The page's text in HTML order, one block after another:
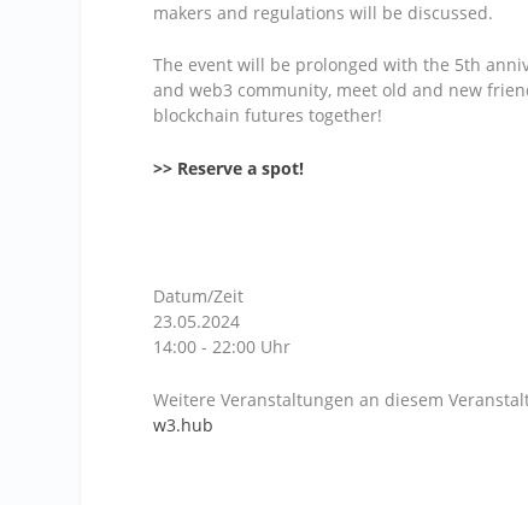
makers and regulations will be discussed.
The event will be prolonged with the 5th
and web3 community, meet old and new
blockchain futures together!
>> Reserve a spot!
Datum/Zeit
23.05.2024
14:00 - 22:00 Uhr
Weitere Veranstaltungen an diesem
w3.hub